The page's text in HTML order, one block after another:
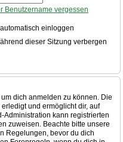
Benutzername vergessen
einloggen
dieser Sitzung verbergen
dich anmelden zu können. Die
und ermöglicht dir, auf
Administration kann registrierten
zuweisen. Beachte bitte unsere
Regelungen, bevor du dich